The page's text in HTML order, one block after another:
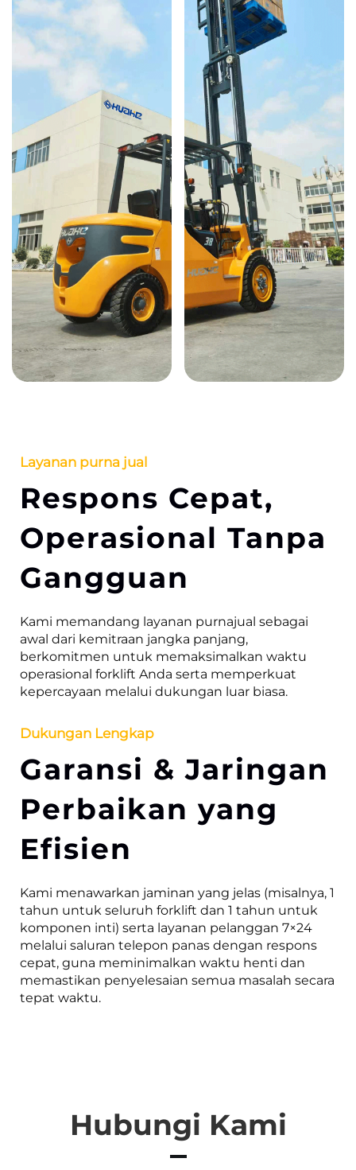
Layanan purna jual
Respons Cepat,
Operasional Tanpa
Gangguan
Kami memandang layanan purnajual sebagai
awal dari kemitraan jangka panjang,
berkomitmen untuk memaksimalkan waktu
operasional forklift Anda serta memperkuat
kepercayaan melalui dukungan luar biasa.
Dukungan Lengkap
Garansi & Jaringan
Perbaikan yang
Efisien
Kami menawarkan jaminan yang jelas (misalnya, 1
tahun untuk seluruh forklift dan 1 tahun untuk
komponen inti) serta layanan pelanggan 7×24
melalui saluran telepon panas dengan respons
cepat, guna meminimalkan waktu henti dan
memastikan penyelesaian semua masalah secara
tepat waktu.
Hubungi Kami